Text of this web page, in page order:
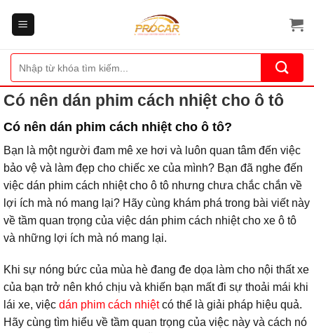
kiếm:
Có nên dán phim cách nhiệt cho ô tô
Có nên dán phim cách nhiệt cho ô tô?
Bạn là một người đam mê xe hơi và luôn quan tâm đến việc
bảo vệ và làm đẹp cho chiếc xe của mình? Bạn đã nghe đến
việc dán phim cách nhiệt cho ô tô nhưng chưa chắc chắn về
lợi ích mà nó mang lại? Hãy cùng khám phá trong bài viết này
về tầm quan trọng của việc dán phim cách nhiệt cho xe ô tô
và những lợi ích mà nó mang lại.
Khi sự nóng bức của mùa hè đang đe dọa làm cho nội thất xe
của bạn trở nên khó chịu và khiến bạn mất đi sự thoải mái khi
lái xe, việc dán phim cách nhiệtcó thể là giải pháp hiệu quả.
Hãy cùng tìm hiểu về tầm quan trọng của việc này và cách nó